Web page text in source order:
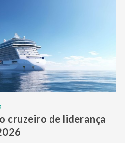
cruzeiro de liderança